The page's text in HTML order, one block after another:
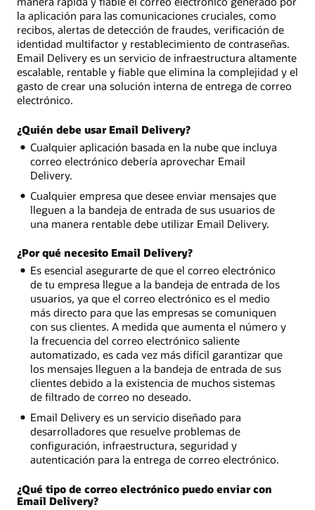
la aplicación para las comunicaciones cruciales, como
recibos, alertas de detección de fraudes, verificación de
identidad multifactor y restablecimiento de contraseñas.
Email Delivery es un servicio de infraestructura altamente
escalable, rentable y fiable que elimina la complejidad y el
gasto de crear una solución interna de entrega de correo
electrónico.
¿Quién debe usar Email Delivery?
Cualquier aplicación basada en la nube que incluya
correo electrónico debería aprovechar Email
Delivery.
Cualquier empresa que desee enviar mensajes que
lleguen a la bandeja de entrada de sus usuarios de
una manera rentable debe utilizar Email Delivery.
¿Por qué necesito Email Delivery?
Es esencial asegurarte de que el correo electrónico
de tu empresa llegue a la bandeja de entrada de los
usuarios, ya que el correo electrónico es el medio
más directo para que las empresas se comuniquen
con sus clientes. A medida que aumenta el número y
la frecuencia del correo electrónico saliente
automatizado, es cada vez más difícil garantizar que
los mensajes lleguen a la bandeja de entrada de sus
clientes debido a la existencia de muchos sistemas
de filtrado de correo no deseado.
Email Delivery es un servicio diseñado para
desarrolladores que resuelve problemas de
configuración, infraestructura, seguridad y
autenticación para la entrega de correo electrónico.
¿Qué tipo de correo electrónico puedo enviar con
Email Delivery?